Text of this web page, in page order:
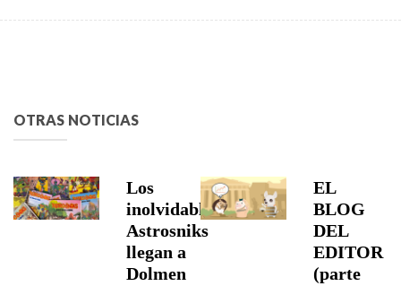
OTRAS NOTICIAS
Los
inolvidables
Astrosniks
llegan a
Dolmen
EL
BLOG
DEL
EDITOR
(parte